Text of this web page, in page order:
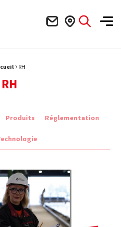
› RH
RH
Produits Réglementation